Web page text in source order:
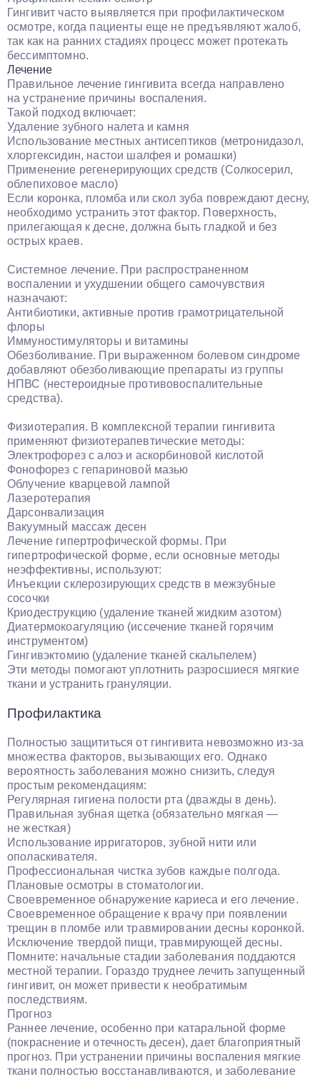
Гингивит часто выявляется при профилактическом
осмотре, когда пациенты еще не предъявляют жалоб,
так как на ранних стадиях процесс может протекать
бессимптомно.
Лечение
Правильное лечение гингивита всегда направлено
на устранение причины воспаления.
Такой подход включает:
Удаление зубного налета и камня
Использование местных антисептиков (метронидазол,
хлоргексидин, настои шалфея и ромашки)
Применение регенерирующих средств (Солкосерил,
облепиховое масло)
Если коронка, пломба или скол зуба повреждают десну,
необходимо устранить этот фактор. Поверхность,
прилегающая к десне, должна быть гладкой и без
острых краев.
Системное лечение. При распространенном
воспалении и ухудшении общего самочувствия
назначают:
Антибиотики, активные против грамотрицательной
флоры
Иммуностимуляторы и витамины
Обезболивание. При выраженном болевом синдроме
добавляют обезболивающие препараты из группы
НПВС (нестероидные противовоспалительные
средства).
Физиотерапия. В комплексной терапии гингивита
применяют физиотерапевтические методы:
Электрофорез с алоэ и аскорбиновой кислотой
Фонофорез с гепариновой мазью
Облучение кварцевой лампой
Лазеротерапия
Дарсонвализация
Вакуумный массаж десен
Лечение гипертрофической формы. При
гипертрофической форме, если основные методы
неэффективны, используют:
Инъекции склерозирующих средств в межзубные
сосочки
Криодеструкцию (удаление тканей жидким азотом)
Диатермокоагуляцию (иссечение тканей горячим
инструментом)
Гингивэктомию (удаление тканей скальпелем)
Эти методы помогают уплотнить разросшиеся мягкие
ткани и устранить грануляции.
Профилактика
Полностью защититься от гингивита невозможно из-за
множества факторов, вызывающих его. Однако
вероятность заболевания можно снизить, следуя
простым рекомендациям:
Регулярная гигиена полости рта (дважды в день).
Правильная зубная щетка (обязательно мягкая —
не жесткая)
Использование ирригаторов, зубной нити или
ополаскивателя.
Профессиональная чистка зубов каждые полгода.
Плановые осмотры в стоматологии.
Своевременное обнаружение кариеса и его лечение.
Своевременное обращение к врачу при появлении
трещин в пломбе или травмировании десны коронкой.
Исключение твердой пищи, травмирующей десны.
Помните: начальные стадии заболевания поддаются
местной терапии. Гораздо труднее лечить запущенный
гингивит, он может привести к необратимым
последствиям.
Прогноз
Раннее лечение, особенно при катаральной форме
(покраснение и отечность десен), дает благоприятный
прогноз. При устранении причины воспаления мягкие
ткани полностью восстанавливаются, и заболевание